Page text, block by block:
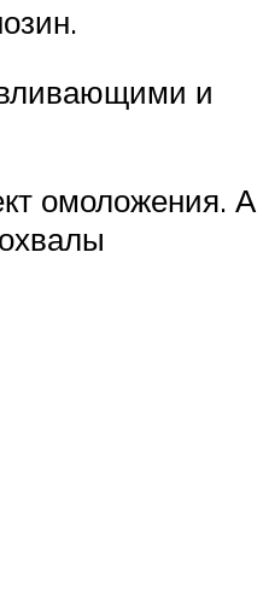
и
омоложения. А